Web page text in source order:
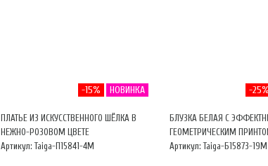
-15% НОВИНКА
ПЛАТЬЕ ИЗ ИСКУССТВЕННОГО ШЁЛКА В
НЕЖНО-РОЗОВОМ ЦВЕТЕ
Артикул: Taiga-П15841-4М
-25%
БЛУЗКА БЕЛАЯ С
ГЕОМЕТРИЧЕСКИМ
Артикул: Taiga-Б15873-19М